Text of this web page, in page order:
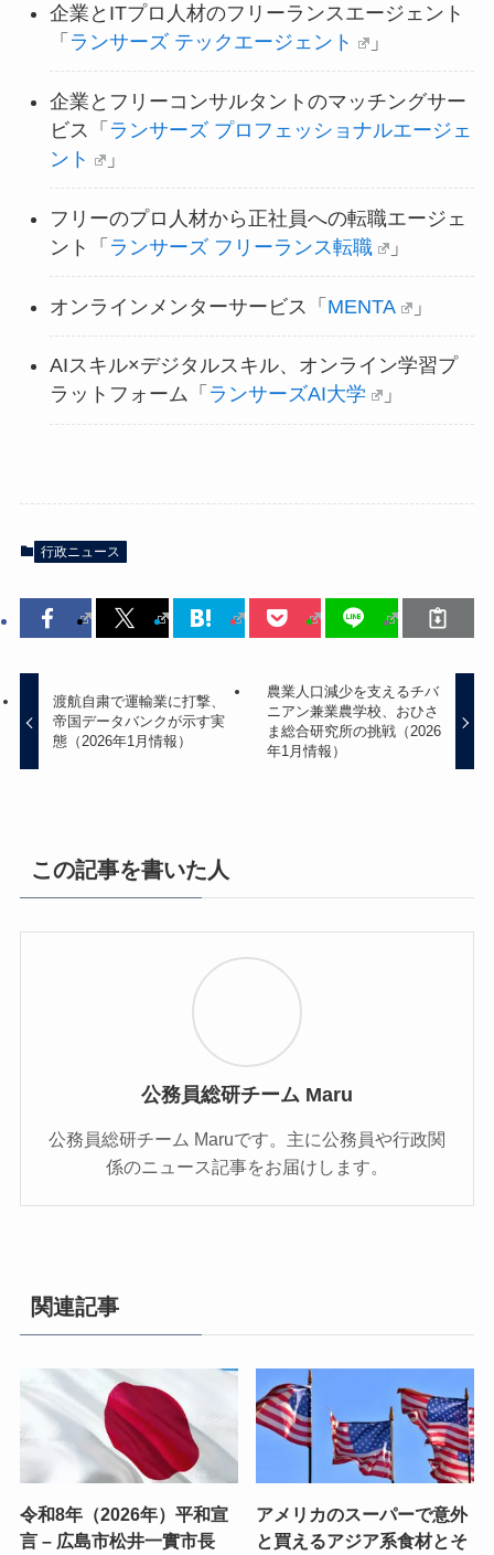
企業とITプロ人材のフリーランスエージェント
「 ランサーズ テックエージェント 」
企業とフリーコンサルタントのマッチングサー
ビス「 ランサーズ プロフェッショナルエージェ
ント
」
フリーのプロ人材から正社員への転職エージェ
ント「 ランサーズ フリーランス転職 」
オンラインメンターサービス「 MENTA 」
AIスキル×デジタルスキル、オンライン学習プ
ラットフォーム「 ランサーズAI大学 」
行政ニュース
渡航自粛で運輸業に打撃、
帝国データバンクが示す実
態（2026年1月情報）
農業人口減少を支えるチバ
ニアン兼業農学校、おひさ
ま総合研究所の挑戦（2026
年1月情報）
この記事を書いた人
公務員総研チーム Maru
公務員総研チーム Maruです。主に公務員や行政関
係のニュース記事をお届けします。
関連記事
令和8年（2026年）平和宣
言 – 広島市松井一實市長
アメリカのスーパーで意外
と買えるアジア系食材とそ